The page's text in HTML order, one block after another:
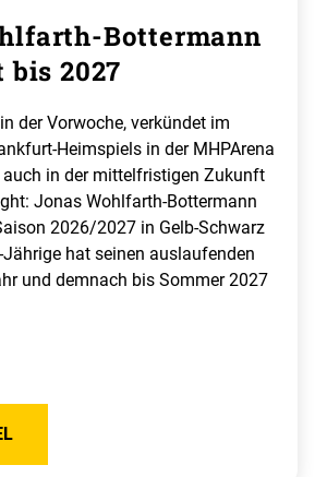
Bottermann
2027
der Vorwoche, verkündet im
Heimspiels in der MHPArena
in der mittelfristigen Zukunft
Jonas Wohlfarth-Bottermann
2026/2027 in Gelb-Schwarz
hat seinen auslaufenden
und demnach bis Sommer 2027